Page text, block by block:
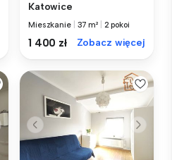
Katowice
Mieszkanie 37 m² 2 pokoi
1 400 zł Zobacz więcej